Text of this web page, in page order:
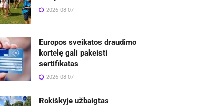
2026-08-07
Europos sveikatos draudimo
kortelę gali pakeisti
sertifikatas
2026-08-07
Rokiškyje užbaigtas